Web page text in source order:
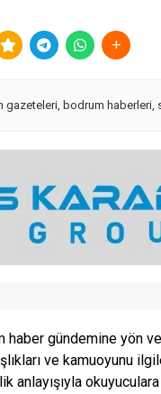
gazeteleri bodrum haberleri
haber gündemine yön
ve kamuoyunu
anlayışıyla